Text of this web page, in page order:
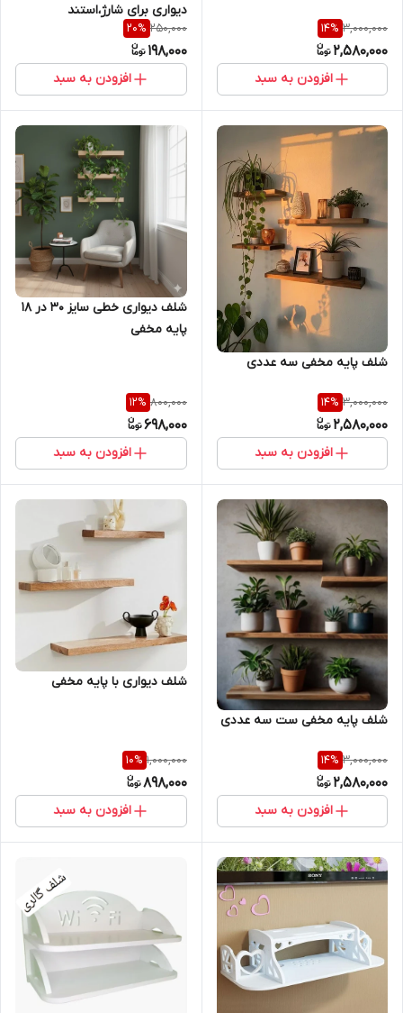
3,000,000
14%
2,580,000
افزودن به سبد
دیواری برای شارژ،استند
شارژر،هولدر موبایل،هولدر
گوشی،شلف مناسب برای
گوشی،شلف دیواری،استند پریز
برق،شلف برق،شارژر موبایل
250,000
20%
198,000
افزودن به سبد
شلف پایه مخفی سه عددی
3,000,000
14%
2,580,000
افزودن به سبد
شلف دیواری خطی سایز ۳۰ در ۱۸
پایه مخفی
800,000
12%
698,000
افزودن به سبد
شلف پایه مخفی ست سه عددی
3,000,000
14%
2,580,000
افزودن به سبد
شلف دیواری با پایه مخفی
1,000,000
10%
898,000
افزودن به سبد